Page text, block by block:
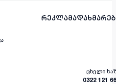
რეკლამა
ცხელი
0322 121